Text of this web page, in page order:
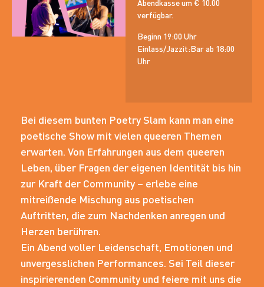
Abendkasse um € 10.00
verfügbar.
Beginn 19:00 Uhr
Einlass/Jazzit:Bar ab 18:00
Uhr
Bei diesem bunten Poetry Slam kann man eine
poetische Show mit vielen queeren Themen
erwarten. Von Erfahrungen aus dem queeren
Leben, über Fragen der eigenen Identität bis hin
zur Kraft der Community – erlebe eine
mitreißende Mischung aus poetischen
Auftritten, die zum Nachdenken anregen und
Herzen berühren.
Ein Abend voller Leidenschaft, Emotionen und
unvergesslichen Performances. Sei Teil dieser
inspirierenden Community und feiere mit uns die